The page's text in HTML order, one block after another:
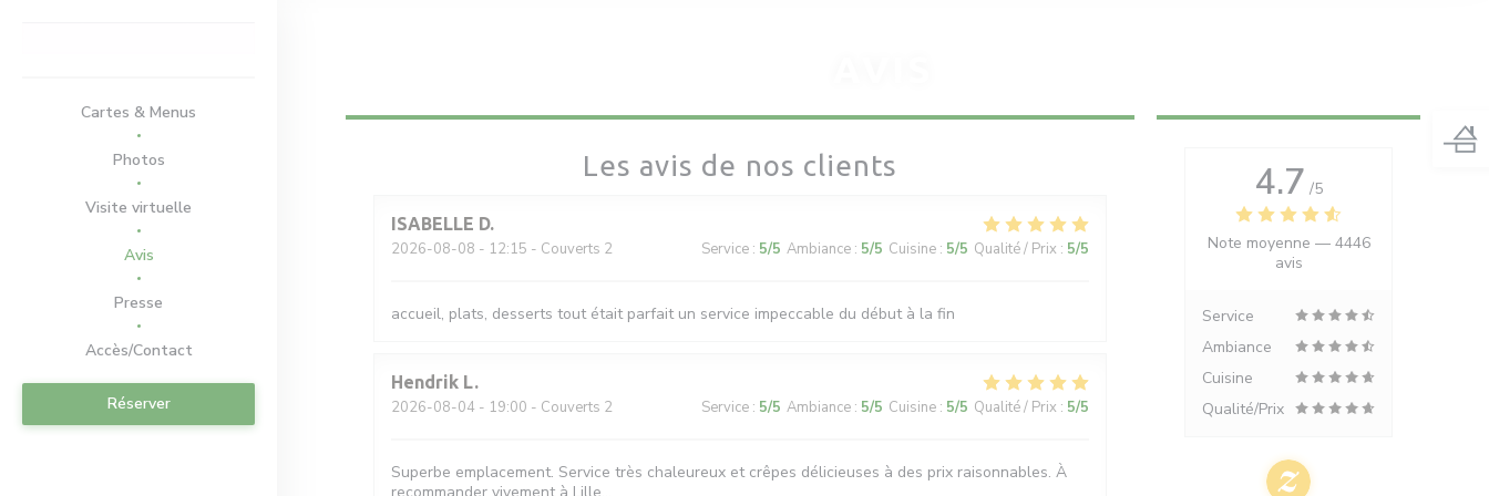
Cartes & Menus
Photos
Visite virtuelle
Avis
Presse
Accès/Contact
Réserver
Les avis de nos clients
ISABELLE D
2026-08-08 - 12:15 - Couverts 2 Service : 5/5 Ambiance : 5/5 Cuisine : 5/5 Qualité / Prix : 5/5
accueil, plats, desserts tout était parfait un service impeccable du début à la fin
Hendrik L
2026-08-04 - 19:00 - Couverts 2 Service : 5/5 Ambiance : 5/5 Cuisine : 5/5 Qualité / Prix : 5/5
Superbe emplacement. Service très chaleureux et crêpes délicieuses à des prix raisonnables. À
4.7 /5
Note moyenne — 4446
avis
Service
Ambiance
Cuisine
Qualité/Prix